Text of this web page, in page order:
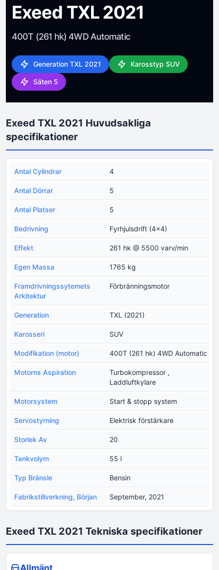
Exeed TXL 2021
400T (261 hk) 4WD Automatic
Generation TXL 2021 Karosstyp SUV
Säten 5
Exeed TXL 2021 Huvudsakliga
specifikationer
Antal Cylindrar 4
Antal Dörrar 5
Antal Platser 5
Bedrivning Fyrhjulsdrift (4x4)
Effekt 261 hk @ 5500 varv/min
Egen Massa 1765 kg
Framdrivningssytemets
Arkitektur
Förbränningsmotor
Generation TXL (2021)
Karosseri SUV
Modifikation (motor) 400T (261 hk) 4WD Automatic
Motorns Aspiration
Turbokompressor ,
Laddluftkylare
Motorsystem Start & stopp system
Servostyrning Elektrisk förstärkare
Storlek Av 20
Tankvolym 55 l
Typ Bränsle Bensin
Fabrikstillverkning, Början September, 2021
Exeed TXL 2021 Tekniska specifikationer
Allmänt